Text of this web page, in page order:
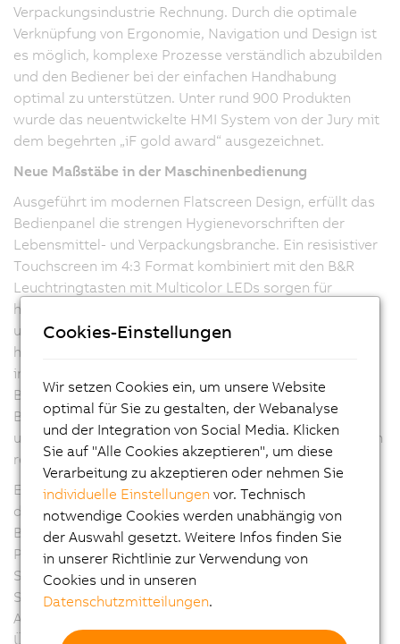
Verpackungsindustrie Rechnung. Durch die optimale
Verknüpfung von Ergonomie, Navigation und Design ist
es möglich, komplexe Prozesse verständlich abzubilden
und den Bediener bei der einfachen Handhabung
optimal zu unterstützen. Unter rund 900 Produkten
wurde das neuentwickelte HMI System von der Jury mit
dem begehrten „iF gold award“ ausgezeichnet.
Neue Maßstäbe in der Maschinenbedienung
Ausgeführt im modernen Flatscreen Design, erfüllt das
Bedienpanel die strengen Hygienevorschriften der
Lebensmittel- und Verpackungsbranche. Ein resisistiver
Touchscreen im 4:3 Format kombiniert mit den B&R
Leuchtringtasten mit Multicolor LEDs sorgen für
höchsten Bedienkomfort. Farbige Abbildungen, Icons
und interaktive Handlungsanweisungen tragen darüber
hinaus zur einfachen Parametereingabe bei. Ein
integriertes RFID System unterstützt bei der
Benutzerverwaltung. So ist ein jeweils an den
Bedieneranfordungen orientierter Zugriff auf
unterschiedlich detaillierte Ansichten und Bedienebenen
realisiert.
Entscheidender Pluspunkt des neuen HMI Systems ist
die Zusammenführung ehemals heterogener
Bedienoberflächen der Maschinen einer
Produktionslinie. Als zentrale Bedien- und
Steuerungseinheit vereint der Panel PC von B&R
Steuerungsfunktionalität, Visualisierung und
Antriebstechnik in einer Einheit. So ist das Steuern und
Überwachen einzelner Maschinen und kompletter
Cookies-Einstellungen
Wir setzen Cookies ein, um unsere Website
optimal für Sie zu gestalten, der Webanalyse
und der Integration von Social Media. Klicken
Sie auf "Alle Cookies akzeptieren", um diese
Verarbeitung zu akzeptieren oder nehmen Sie
individuelle Einstellungen vor. Technisch
notwendige Cookies werden unabhängig von
der Auswahl gesetzt. Weitere Infos finden Sie
in unserer Richtlinie zur Verwendung von
Cookies und in unseren
Datenschutzmitteilungen.